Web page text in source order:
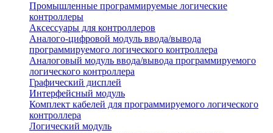
Промышленные программируемые логические
контроллеры
Аксессуары для контроллеров
Аналого-цифровой модуль ввода/вывода
программируемого логического контроллера
Аналоговый модуль ввода/вывода программируемого
логического контроллера
Графический дисплей
Интерфейсный модуль
Комплект кабелей для программируемого логического
контроллера
Логический модуль